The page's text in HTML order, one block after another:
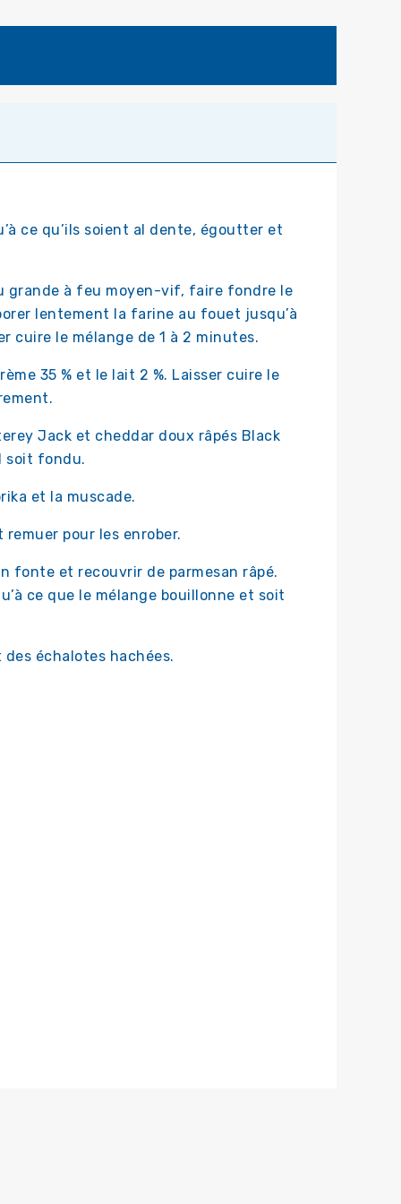
ce qu’ils soient al dente, égoutter et
grande à feu moyen-vif, faire fondre le
lentement la farine au fouet jusqu’à
cuire le mélange de 1 à 2 minutes.
35 % et le lait 2 %. Laisser cuire le
Jack et cheddar doux râpés Black
soit fondu.
et la muscade.
pour les enrober.
fonte et recouvrir de parmesan râpé.
ce que le mélange bouillonne et soit
échalotes hachées.